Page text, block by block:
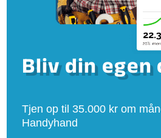
Bliv din egen
Tjen op til 35.000 kr om
Handyhand